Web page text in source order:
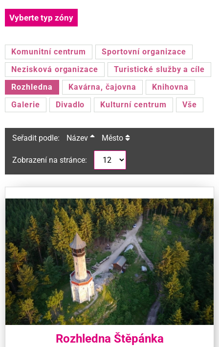
Vyberte typ zóny
Komunitní centrum
Sportovní organizace
Nezisková organizace
Turistické služby a cíle
Rozhledna
Kavárna, čajovna
Knihovna
Galerie
Divadlo Kulturní centrum Vše
Seřadit podle: Název Město
Zobrazení na stránce:
Rozhledna Štěpánka